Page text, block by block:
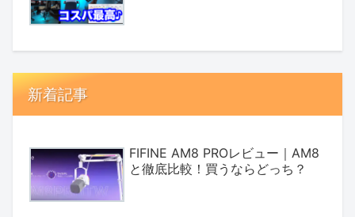
新着記事
FIFINE AM8 PROレビュー｜AM8
と徹底比較！買うならどっち？